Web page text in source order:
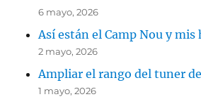
6 mayo, 2026
Así están el Camp Nou y mis
2 mayo, 2026
Ampliar el rango del tuner
1 mayo, 2026